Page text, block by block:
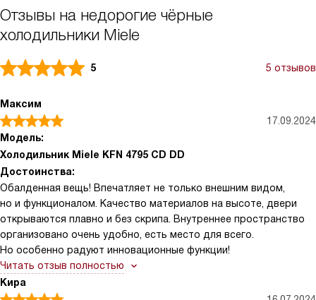
Отзывы на недорогие чёрные
холодильники Miele
5 5 отзывов
Максим
17.09.2024
Модель:
Холодильник Miele KFN 4795 CD DD
Достоинства:
Обалденная вещь! Впечатляет не только внешним видом,
но и функционалом. Качество материалов на высоте, двери
открываются плавно и без скрипа. Внутреннее пространство
организовано очень удобно, есть место для всего.
Но особенно радуют инновационные функции!
Читать отзыв полностью
Кира